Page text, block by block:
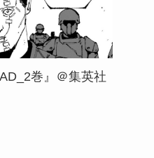
巻』＠集英社